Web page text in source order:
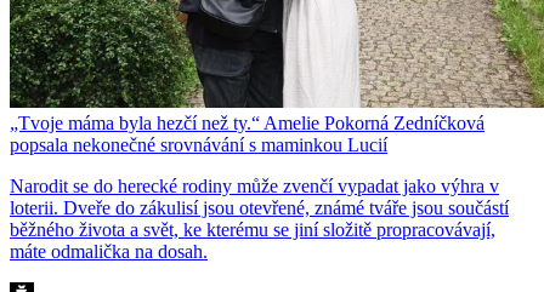
„Tvoje máma byla hezčí než ty.“ Amelie Pokorná Zedníčková
popsala nekonečné srovnávání s maminkou Lucií
Narodit se do herecké rodiny může zvenčí vypadat jako výhra v
loterii. Dveře do zákulisí jsou otevřené, známé tváře jsou součástí
běžného života a svět, ke kterému se jiní složitě propracovávají,
máte odmalička na dosah.